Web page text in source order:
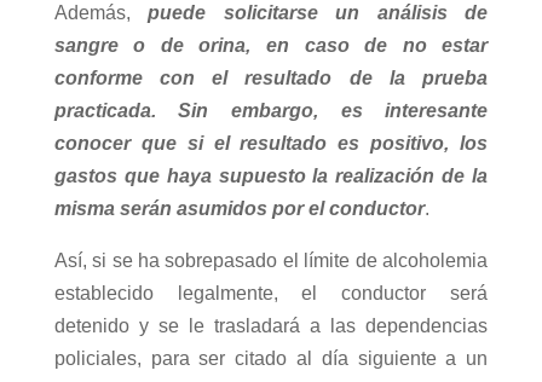
Además,puede solicitarse un análisis de
sangre o de orina, en caso de no estar
conforme con el resultado de la prueba
practicada. Sin embargo, es interesante
conocer que si el resultado es positivo, los
gastos que haya supuesto la realización de la
misma serán asumidos por el conductor.
Así, si se ha sobrepasado el límite de alcoholemia
establecido legalmente, el conductor será
detenido y se le trasladará a las dependencias
policiales, para ser citado al día siguiente a un